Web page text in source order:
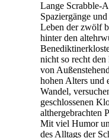
Lange Scrabble-
Spaziergänge
Leben der zwölf
hinter den
nicht so recht
von
hohen Alters und
Wandel,
geschlossenen
althergebrachten
Mit viel Humor
des Alltags der